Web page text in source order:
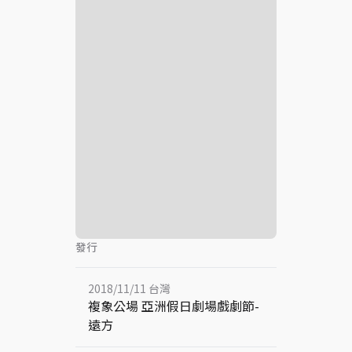
發行
2018/11/11 台灣
複象公場 亞洲假日劇場戲劇節-
遠方